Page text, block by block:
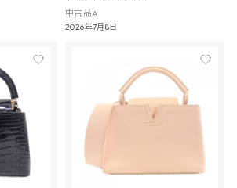
中古品A
2026年7月8日